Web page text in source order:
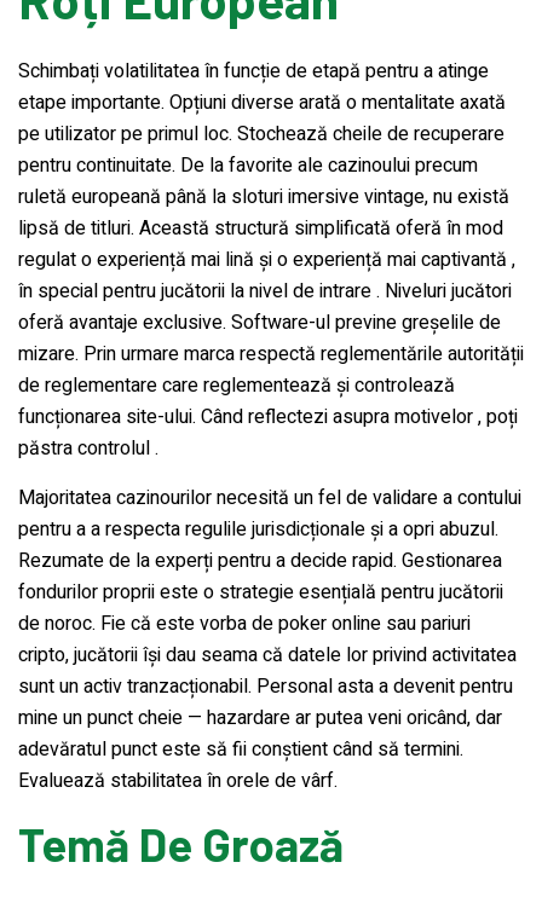
Schimbați volatilitatea în funcție de etapă pentru a atinge
etape importante. Opțiuni diverse arată o mentalitate axată
pe utilizator pe primul loc. Stochează cheile de recuperare
pentru continuitate. De la favorite ale cazinoului precum
ruletă europeană până la sloturi imersive vintage, nu există
lipsă de titluri. Această structură simplificată oferă în mod
regulat o experiență mai lină și o experiență mai captivantă ,
în special pentru jucătorii la nivel de intrare . Niveluri jucători
oferă avantaje exclusive. Software-ul previne greșelile de
mizare. Prin urmare marca respectă reglementările autorității
de reglementare care reglementează și controlează
funcționarea site-ului. Când reflectezi asupra motivelor , poți
păstra controlul .
Majoritatea cazinourilor necesită un fel de validare a contului
pentru a a respecta regulile jurisdicționale și a opri abuzul.
Rezumate de la experți pentru a decide rapid. Gestionarea
fondurilor proprii este o strategie esențială pentru jucătorii
de noroc. Fie că este vorba de poker online sau pariuri
cripto, jucătorii își dau seama că datele lor privind activitatea
sunt un activ tranzacționabil. Personal asta a devenit pentru
mine un punct cheie — hazardare ar putea veni oricând, dar
adevăratul punct este să fii conștient când să termini.
Evaluează stabilitatea în orele de vârf.
Temă De Groază